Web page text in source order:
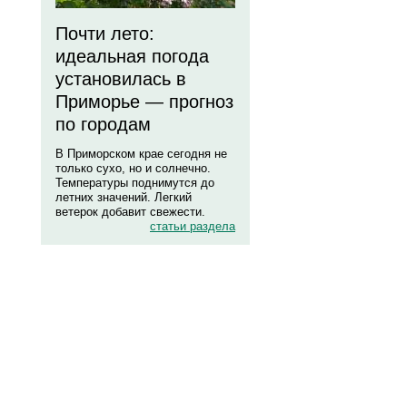
Почти лето:
идеальная погода
установилась в
Приморье — прогноз
по городам
В Приморском крае сегодня не
только сухо, но и солнечно.
Температуры поднимутся до
летних значений. Легкий
ветерок добавит свежести.
статьи раздела